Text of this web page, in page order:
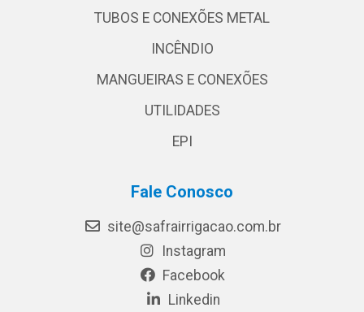
TUBOS E CONEXÕES METAL
INCÊNDIO
MANGUEIRAS E CONEXÕES
UTILIDADES
EPI
Fale Conosco
site@safrairrigacao.com.br
Instagram
Facebook
Linkedin